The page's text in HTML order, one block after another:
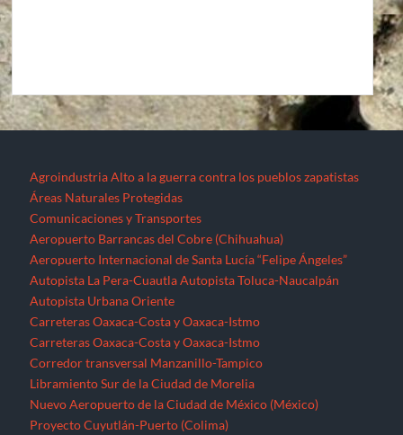
Agroindustria Alto a la guerra contra los pueblos zapatistas
Áreas Naturales Protegidas
Comunicaciones y Transportes
Aeropuerto Barrancas del Cobre (Chihuahua)
Aeropuerto Internacional de Santa Lucía “Felipe Ángeles”
Autopista La Pera-Cuautla Autopista Toluca-Naucalpán
Autopista Urbana Oriente
Carreteras Oaxaca-Costa y Oaxaca-Istmo
Carreteras Oaxaca-Costa y Oaxaca-Istmo
Corredor transversal Manzanillo-Tampico
Libramiento Sur de la Ciudad de Morelia
Nuevo Aeropuerto de la Ciudad de México (México)
Proyecto Cuyutlán-Puerto (Colima)